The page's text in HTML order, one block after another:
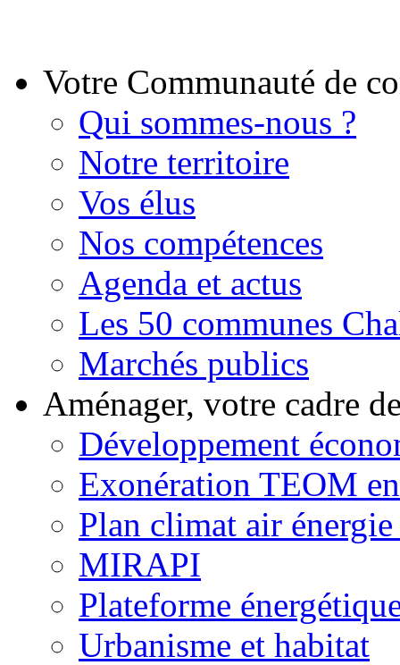
Votre Communauté de
Qui sommes-nous ?
Notre territoire
Vos élus
Nos compétences
Agenda et actus
Les 50 communes
Marchés publics
Aménager, votre cadre
Développement
Exonération TEOM
Plan climat air
MIRAPI
Plateforme
Urbanisme et habitat